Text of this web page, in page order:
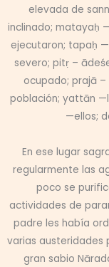
elevada de
inclinado; matayaḥ
ejecutaron; tapaḥ
severo; pitṛ –
ocupado; prajā
población; yattān
—ellos;
En ese lugar
regularmente las
poco se
actividades de
padre les había
varias austeridades
gran sabio